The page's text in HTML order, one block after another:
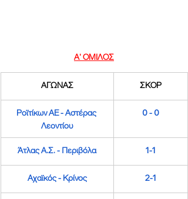
Α' ΟΜΙΛΟΣ
​ΑΓΩΝΑΣ ΣΚΟΡ
Ροϊτίκων ΑΕ - Αστέρας
Λεοντίου
0 - 0
Άτλας Α.Σ. - Περιβόλα 1-1
Αχαϊκός - Κρίνος 2-1